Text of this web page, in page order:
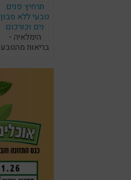
תרחיץ פנים
טבעי ללא סבון
נים וכורכום
הימלאיה -
בריאות מהטבע